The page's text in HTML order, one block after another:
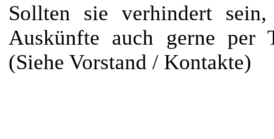
Sollten sie verhindert
Auskünfte auch gerne per
(Siehe Vorstand / Kontakte)